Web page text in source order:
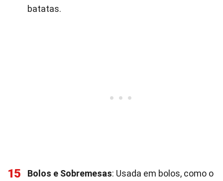
batatas.
15 Bolos e Sobremesas: Usada em bolos, como o